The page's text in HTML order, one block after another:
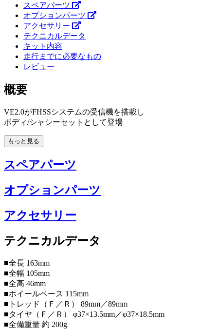
スペアパーツ
オプションパーツ
アクセサリー
テクニカルデータ
キット内容
走行までに必要なもの
レビュー
概要
VE2.0がFHSSシステムの受信機を搭載し
ボディ/シャシーセットとして登場
もっと見る
スペアパーツ
オプションパーツ
アクセサリー
テクニカルデータ
■全長 163mm
■全幅 105mm
■全高 46mm
■ホイールベース 115mm
■トレッド（Ｆ／Ｒ） 89mm／89mm
■タイヤ（Ｆ／Ｒ） φ37×13.5mm／φ37×18.5mm
■全備重量 約 200g